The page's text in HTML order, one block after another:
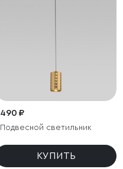
490 ₽
Подвесной светильник
КУПИТЬ